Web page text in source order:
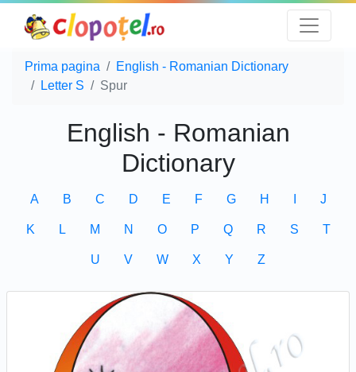
Prima pagina
English - Romanian Dictionary
Letter S
Spur
English - Romanian
Dictionary
A B C D E F G H J
K L M N O P Q R S T
U V W X Y Z